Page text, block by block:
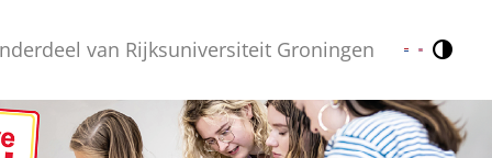
van Rijksuniversiteit Groningen Nederlands
English